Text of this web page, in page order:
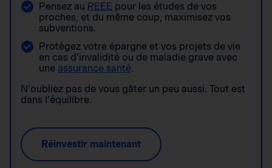
Pensez au REEE pour les études de vos
proches, et du même coup, maximisez vos
subventions.
Protégez votre épargne et vos projets de vie
en cas d’invalidité ou de maladie grave avec
une assurance santé.
N’oubliez pas de vous gâter un peu aussi. Tout est
dans l’équilibre.
Réinvestir maintenant